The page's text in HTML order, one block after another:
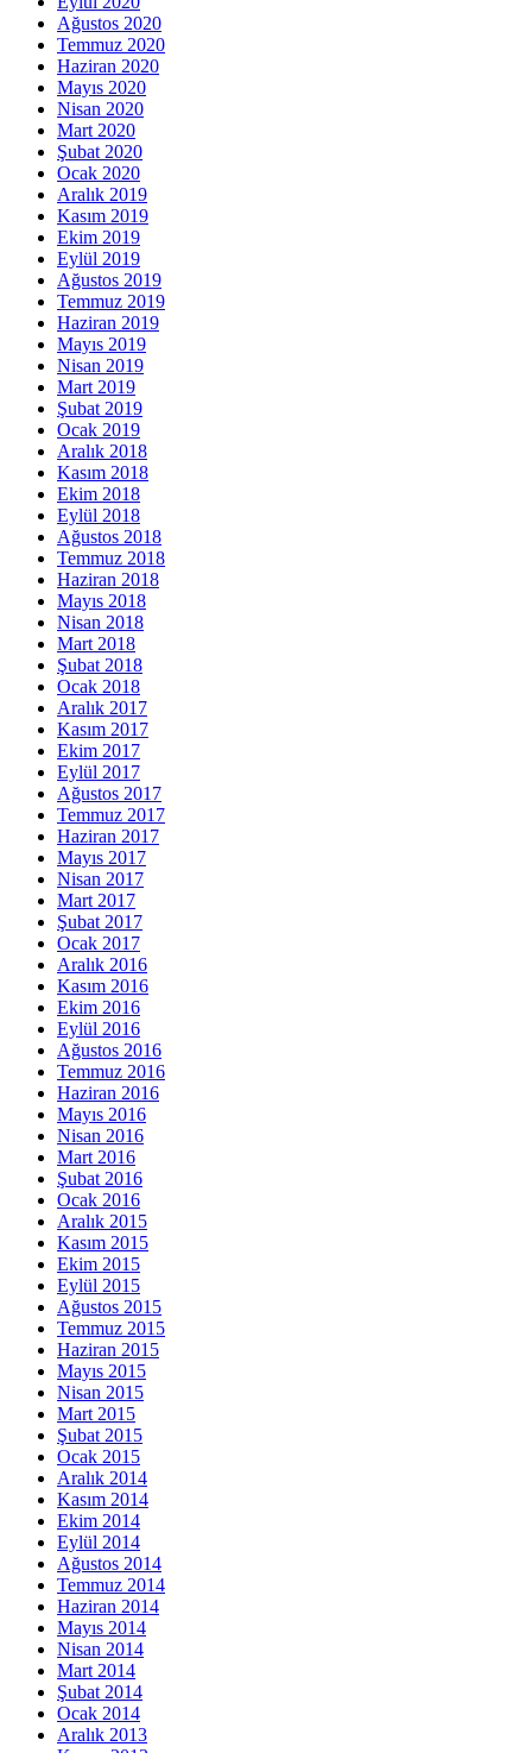
Ağustos 2020
Temmuz 2020
Haziran 2020
Mayıs 2020
Nisan 2020
Mart 2020
Şubat 2020
Ocak 2020
Aralık 2019
Kasım 2019
Ekim 2019
Eylül 2019
Ağustos 2019
Temmuz 2019
Haziran 2019
Mayıs 2019
Nisan 2019
Mart 2019
Şubat 2019
Ocak 2019
Aralık 2018
Kasım 2018
Ekim 2018
Eylül 2018
Ağustos 2018
Temmuz 2018
Haziran 2018
Mayıs 2018
Nisan 2018
Mart 2018
Şubat 2018
Ocak 2018
Aralık 2017
Kasım 2017
Ekim 2017
Eylül 2017
Ağustos 2017
Temmuz 2017
Haziran 2017
Mayıs 2017
Nisan 2017
Mart 2017
Şubat 2017
Ocak 2017
Aralık 2016
Kasım 2016
Ekim 2016
Eylül 2016
Ağustos 2016
Temmuz 2016
Haziran 2016
Mayıs 2016
Nisan 2016
Mart 2016
Şubat 2016
Ocak 2016
Aralık 2015
Kasım 2015
Ekim 2015
Eylül 2015
Ağustos 2015
Temmuz 2015
Haziran 2015
Mayıs 2015
Nisan 2015
Mart 2015
Şubat 2015
Ocak 2015
Aralık 2014
Kasım 2014
Ekim 2014
Eylül 2014
Ağustos 2014
Temmuz 2014
Haziran 2014
Mayıs 2014
Nisan 2014
Mart 2014
Şubat 2014
Ocak 2014
Aralık 2013